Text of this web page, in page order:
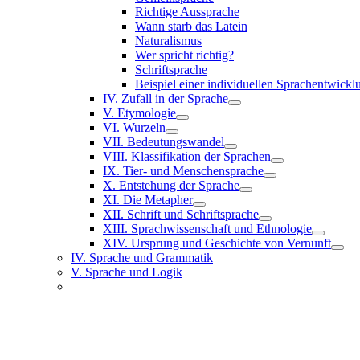
Richtige Aussprache
Wann starb das Latein
Naturalismus
Wer spricht richtig?
Schriftsprache
Beispiel einer individuellen
IV. Zufall in der Sprache
V. Etymologie
VI. Wurzeln
VII. Bedeutungswandel
VIII. Klassifikation der Sprachen
IX. Tier- und Menschensprache
X. Entstehung der Sprache
XI. Die Metapher
XII. Schrift und Schriftsprache
XIII. Sprachwissenschaft und Ethnologie
XIV. Ursprung und Geschichte von Vernunft
IV. Sprache und Grammatik
V. Sprache und Logik